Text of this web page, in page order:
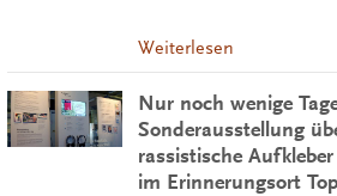
Weiterlesen
Nur noch wenige
Sonderausstellung
rassistische
im Erinnerungsort